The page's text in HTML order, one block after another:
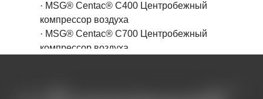
· MSG® Centac® C400 Центробежный
компрессор воздуха
· MSG® Centac® C700 Центробежный
компрессор воздуха